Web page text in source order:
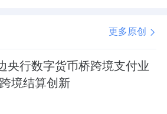
更多原创
央行数字货币桥跨境支付业
境结算创新